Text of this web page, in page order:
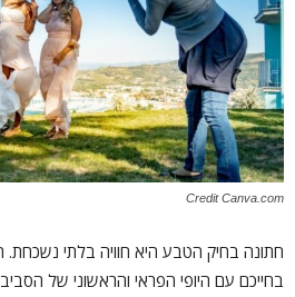
Credit Canva.com
חתונה בחיק הטבע היא חוויה בלתי
בחייכם עם היופי הפראי והראשוני של